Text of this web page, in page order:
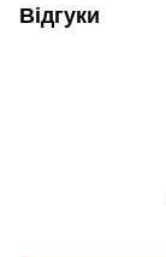
Відгуки